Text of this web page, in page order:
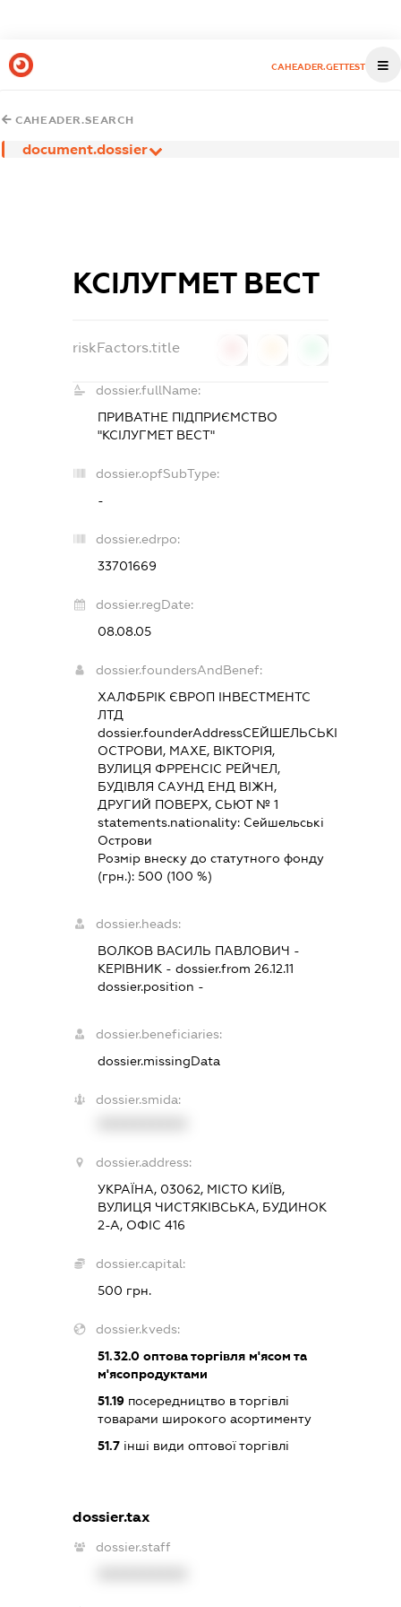
CAHEADER.GETTEST
CAHEADER.SEARCH
document.dossier
КСІЛУГМЕТ ВЕСТ
riskFactors.title
dossier.fullName:
ПРИВАТНЕ ПІДПРИЄМСТВО
"КСІЛУГМЕТ ВЕСТ"
dossier.opfSubType:
-
dossier.edrpo:
33701669
dossier.regDate:
08.08.05
dossier.foundersAndBenef:
ХАЛФБРІК ЄВРОП ІНВЕСТМЕНТС
ЛТД
dossier.founderAddressСЕЙШЕЛЬСЬКІ
ОСТРОВИ, МАХЕ, ВІКТОРІЯ,
ВУЛИЦЯ ФРРЕНСІС РЕЙЧЕЛ,
БУДІВЛЯ САУНД ЕНД ВІЖН,
ДРУГИЙ ПОВЕРХ, СЬЮТ № 1
statements.nationality: Сейшельські
Острови
Розмір внеску до статутного фонду
(грн.): 500 (100 %)
dossier.heads:
ВОЛКОВ ВАСИЛЬ ПАВЛОВИЧ -
КЕРІВНИК - dossier.from 26.12.11
dossier.position -
dossier.beneficiaries:
dossier.missingData
dossier.smida:
dossier.address:
УКРАЇНА, 03062, МІСТО КИЇВ,
ВУЛИЦЯ ЧИСТЯКІВСЬКА, БУДИНОК
2-А, ОФІС 416
dossier.capital:
500 грн.
dossier.kveds:
51.32.0оптова торгівля м'ясом та
м'ясопродуктами
51.19посередництво в торгівлі
товарами широкого асортименту
51.7інші види оптової торгівлі
dossier.tax
dossier.staff